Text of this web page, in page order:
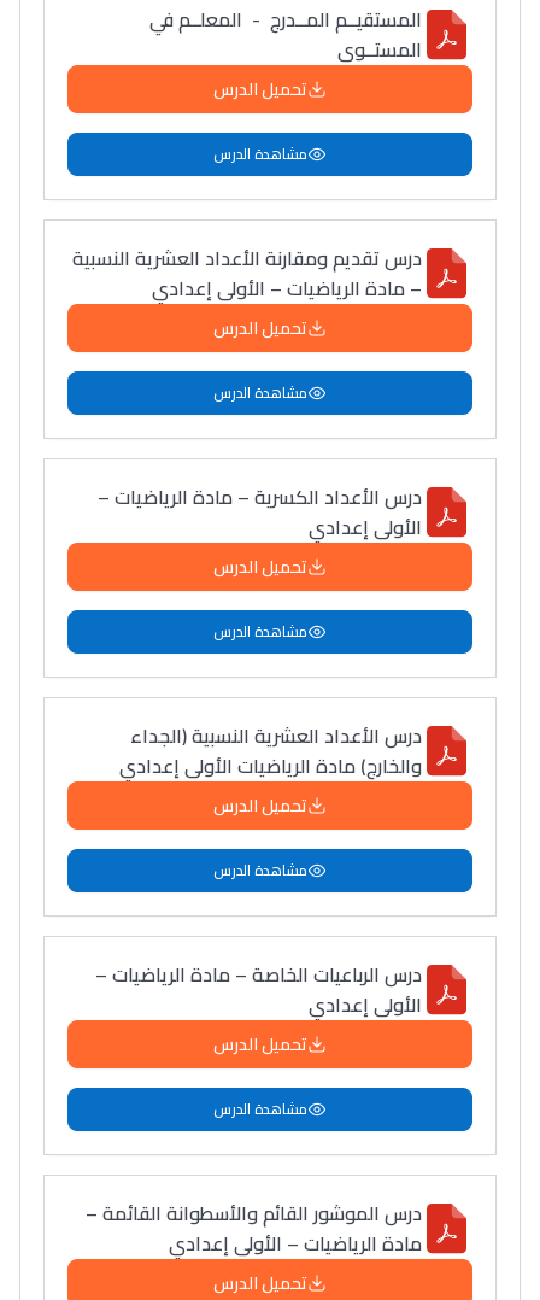
المستقيــم المــدرج - المعلــم في
المستــوى
تحميل الدرس
مشاهدة الدرس
درس تقديم ومقارنة الأعداد العشرية النسبية
– مادة الرياضيات – الأولى إعدادي
تحميل الدرس
مشاهدة الدرس
درس الأعداد الكسریة – مادة الرياضيات –
الأولى إعدادي
تحميل الدرس
مشاهدة الدرس
درس الأعداد العشرية النسبية (الجداء
والخارج) مادة الرياضيات الأولى إعدادي
تحميل الدرس
مشاهدة الدرس
درس الرباعيات الخاصة – مادة الرياضيات –
الأولى إعدادي
تحميل الدرس
مشاهدة الدرس
درس الموشور القائم والأسطوانة القائمة –
مادة الرياضيات – الأولى إعدادي
تحميل الدرس